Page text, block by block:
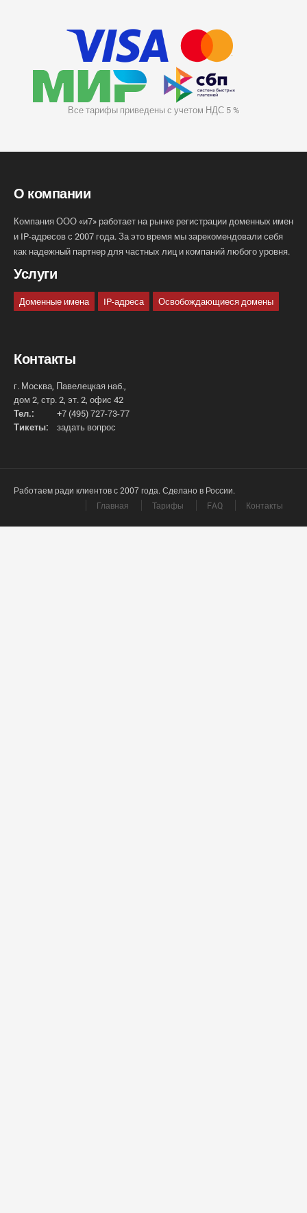
Все тарифы приведены с учетом НДС 5 %
О компании
Компания ООО «и7» работает на рынке регистрации доменных имен
и IP-адресов с 2007 года. За это время мы зарекомендовали себя
как надежный партнер для частных лиц и компаний любого уровня.
Услуги
Доменные имена IP-адреса Освобождающиеся домены
Контакты
г. Москва, Павелецкая наб.,
дом 2, стр. 2, эт. 2, офис 42
Тел.:
+7 (495) 727-73-77
Тикеты:
задать вопрос
Работаем ради клиентов с 2007 года. Сделано в России.
Главная
Тарифы FAQ Контакты